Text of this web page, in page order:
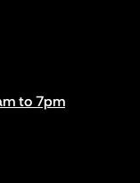
to 7pm